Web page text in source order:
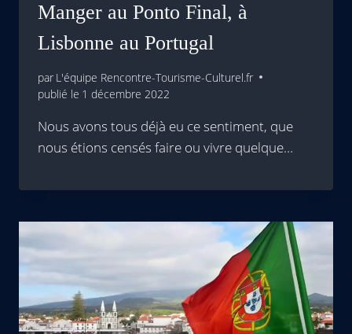
Manger au Ponto Final, à
Lisbonne au Portugal
par L'équipe Rencontre-Tourisme-Culturel.fr
publié le 1 décembre 2022
Nous avons tous déjà eu ce sentiment, que
nous étions censés faire ou vivre quelque…